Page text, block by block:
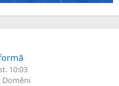
10:03
Domēni